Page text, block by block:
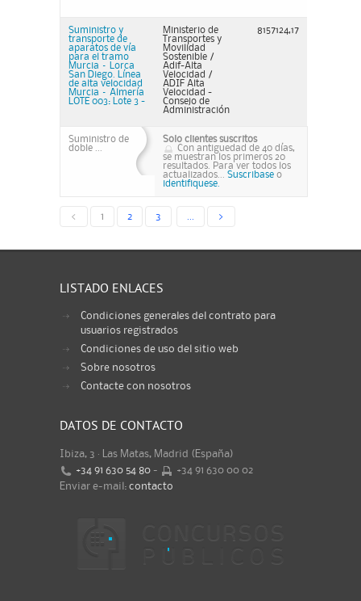
Suministro y
transporte de
aparatos de vía
para el tramo
Murcia – Lorca
San Diego. Línea
de alta velocidad
Murcia – Almería
LOTE 003: Lote 3 -
Ministerio de
Transportes y
Movilidad
Sostenible /
Adif-Alta
Velocidad /
ADIF Alta
Velocidad -
Consejo de
Administración
8157124,17
Suministro de
doble ...
Solo clientes suscritos
Con antiguedad de 40 días,
se muestran los primeros 20
resultados. Para ver todos los
actualizados... Suscribase o
identifiquese.
< 1 2 3 >
LISTADO ENLACES
Condiciones generales del contrato para
usuarios registrados
Condiciones de uso del sitio web
Sobre nosotros
Contacte con nosotros
DATOS DE CONTACTO
Ibiza, 3 · Las Matas, Madrid (España)
+34 91 630 54 80 -
+34 91 630 00 02
Enviar e-mail: contacto